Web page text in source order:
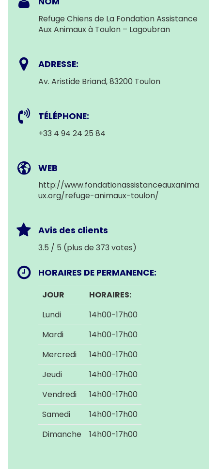
Refuge Chiens de La Fondation Assistance
Aux Animaux à Toulon – Lagoubran
ADRESSE:
Av. Aristide Briand, 83200 Toulon
TÉLÉPHONE:
+33 4 94 24 25 84
WEB
http://www.fondationassistanceauxanima
ux.org/refuge-animaux-toulon/
Avis des clients
3.5 / 5 (plus de 373 votes)
HORAIRES DE PERMANENCE:
JOUR
HORAIRES:
Lundi
14h00-17h00
Mardi
14h00-17h00
Mercredi
14h00-17h00
Jeudi
14h00-17h00
Vendredi
14h00-17h00
Samedi
14h00-17h00
Dimanche
14h00-17h00